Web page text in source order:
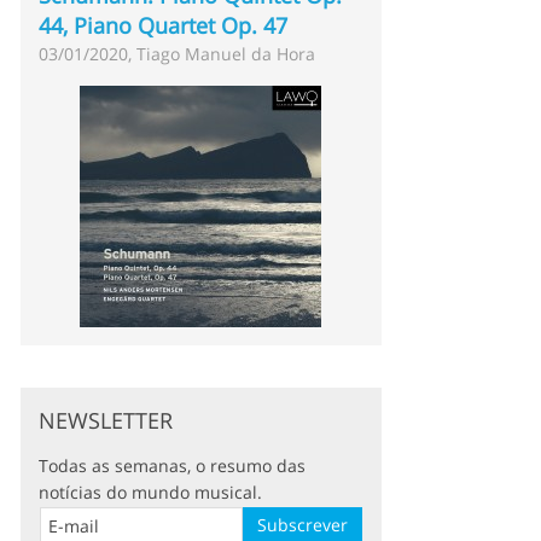
44, Piano Quartet Op. 47
03/01/2020, Tiago Manuel da Hora
NEWSLETTER
Todas as semanas, o resumo das
notícias do mundo musical.